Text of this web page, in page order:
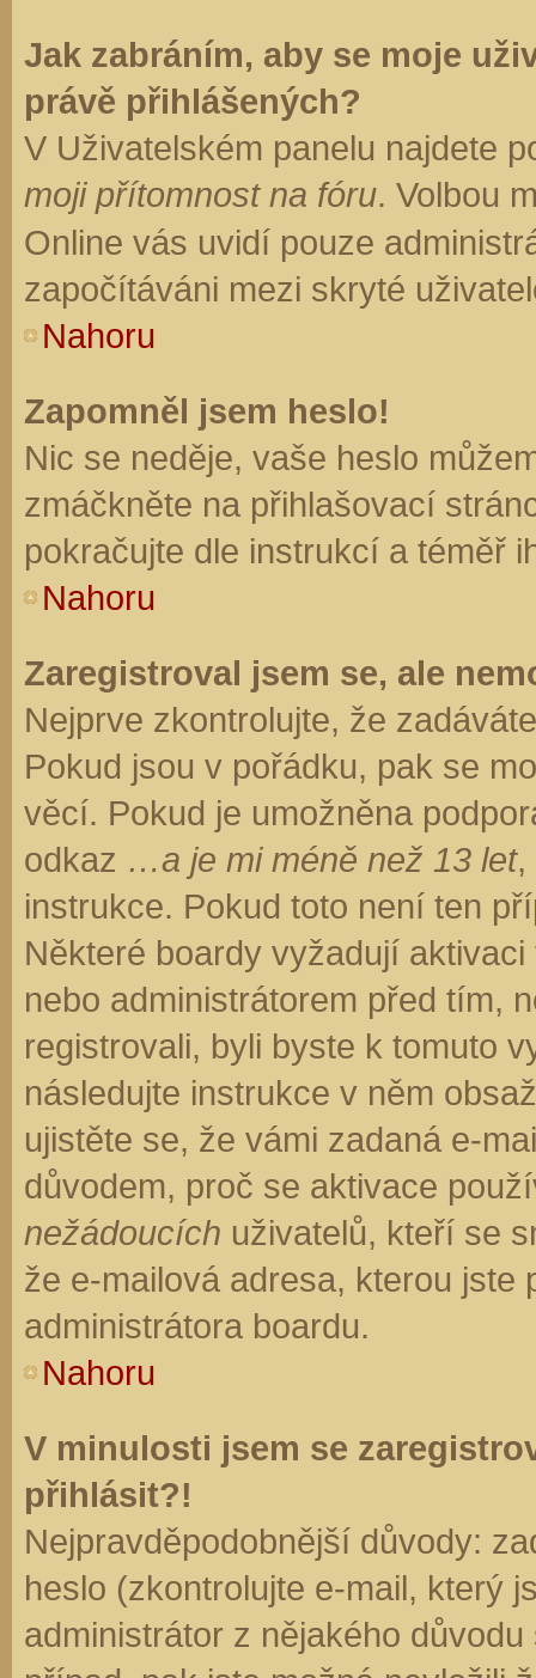
Jak zabráním, aby se moje
právě přihlášených?
V Uživatelském panelu najdete
moji přítomnost na fóru. Volbou
Online vás uvidí pouze
započítáváni mezi skryté
Nahoru
Zapomněl jsem heslo!
Nic se neděje, vaše heslo
zmáčkněte na přihlašovací
pokračujte dle instrukcí a téměř
Nahoru
Zaregistroval jsem se, ale
Nejprve zkontrolujte, že
Pokud jsou v pořádku, pak se
věcí. Pokud je umožněna
odkaz …a je mi méně než 13 let,
instrukce. Pokud toto není ten
Některé boardy vyžadují
nebo administrátorem před tím,
registrovali, byli byste k tomuto
následujte instrukce v něm
ujistěte se, že vámi zadaná e-
důvodem, proč se aktivace
nežádoucích uživatelů, kteří se
že e-mailová adresa, kterou jste
administrátora boardu.
Nahoru
V minulosti jsem se
přihlásit?!
Nejpravděpodobnější důvody:
heslo (zkontrolujte e-mail, který
administrátor z nějakého